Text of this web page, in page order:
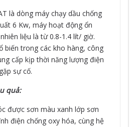
là dòng máy chạy dầu chống
6 Kw, máy hoạt động ổn
liệu là từ 0.8-1.4 lít/ giờ.
biến trong các kho hàng, công
cấp kịp thời năng lượng điện
sự cố.
quả:
được sơn màu xanh lớp sơn
điện chống oxy hóa, cùng hệ